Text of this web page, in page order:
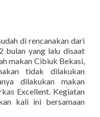
di rencanakan dari
bulan yang lalu disaat
makan Cibiuk Bekasi,
tidak dilakukan
dilakukan makan
Excellent. Kegiatan
kali ini bersamaan